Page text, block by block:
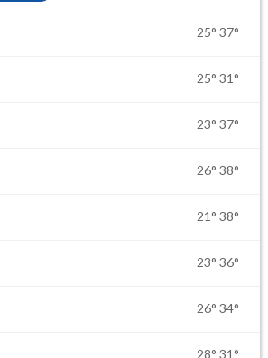
25° 37°
25° 31°
23° 37°
26° 38°
21° 38°
23° 36°
26° 34°
28° 31°